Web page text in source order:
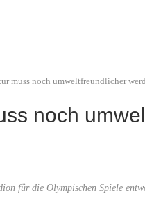
muss noch umweltfreundlicher
noch
für die Olympischen Spiele